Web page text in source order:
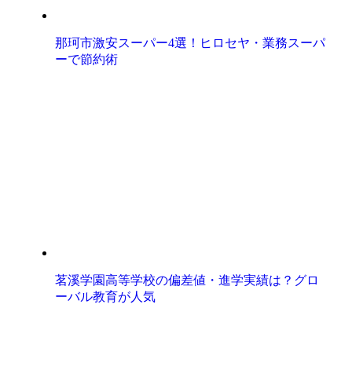
那珂市激安スーパー4選！ヒロセヤ・業務スーパ
ーで節約術
茗溪学園高等学校の偏差値・進学実績は？グロ
ーバル教育が人気